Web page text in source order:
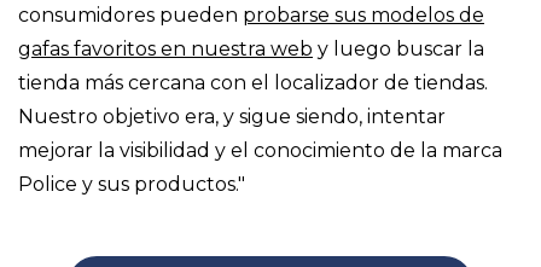
consumidores pueden probarse sus modelos de
gafas favoritos en nuestra web y luego buscar la
tienda más cercana con el localizador de tiendas.
Nuestro objetivo era, y sigue siendo, intentar
mejorar la visibilidad y el conocimiento de la marca
Police y sus productos."